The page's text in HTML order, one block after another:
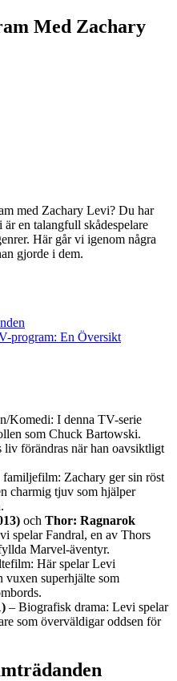
Med Zachary
med Zachary Levi? Du har
en talangfull skådespelare
Här går vi igenom några
gjorde i dem.
program: En Översikt
Komedi: I denna TV-serie
som Chuck Bartowski.
förändras när han oavsiktligt
Zachary ger sin röst
charmig tjuv som hjälper
och Thor: Ragnarok
spelar Fandral, en av Thors
Marvel-äventyr.
Här spelar Levi
vuxen superhjälte som
– Biografisk drama: Levi spelar
som överväldigar oddsen för